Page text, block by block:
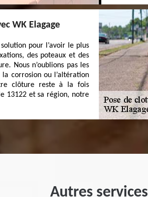
WK Elagage
pour l’avoir le plus
des poteaux et des
Nous n’oublions pas les
corrosion ou l’altération
clôture reste à la fois
13122 et sa région, notre
Autres services